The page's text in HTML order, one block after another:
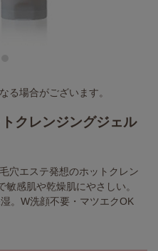
る場合がございます。
クレンジングジェル
穴エステ発想のホットクレン
感肌や乾燥肌にやさしい。
。W洗顔不要・マツエクOK